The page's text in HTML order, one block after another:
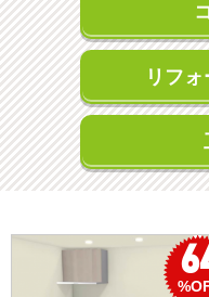
リフ
70
%OFF